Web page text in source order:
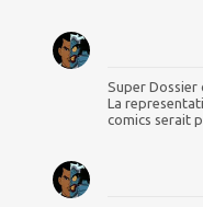
Super Dossier
La
comics serait